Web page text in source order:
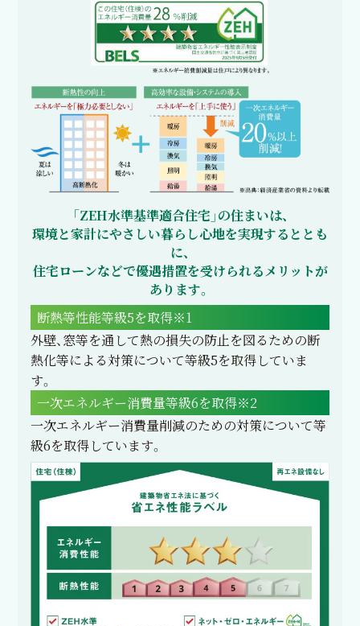
「ZEH水準基準適合住宅」の住まいは、
環境と家計にやさしい暮らし心地を実現するととも
に、
住宅ローンなどで優遇措置を受けられるメリットが
あります。
断熱等性能等級5を取得※1
外壁、窓等を通して熱の損失の防止を図るための断
熱化等による対策について等級5を取得していま
す。
一次エネルギー消費量等級6を取得※2
一次エネルギー消費量削減のための対策について等
級6を取得しています。